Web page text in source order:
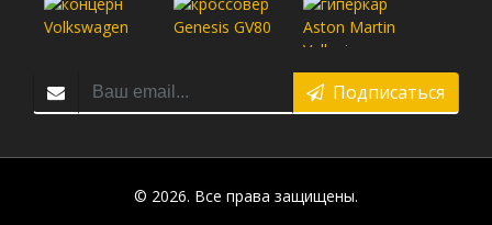
Подписаться
© 2026. Все права защищены.